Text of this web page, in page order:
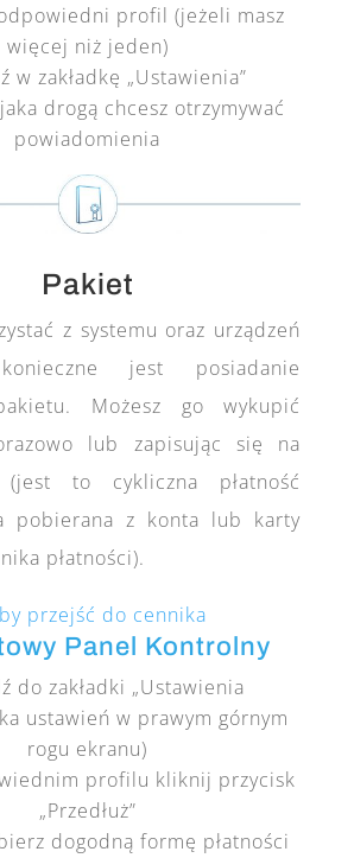
profil (jeżeli masz
więcej niż jeden)
w zakładkę „Ustawienia”
drogą chcesz otrzymywać
powiadomienia
Pakiet
z systemu oraz urządzeń
jest posiadanie
Możesz go wykupić
lub zapisując się na
(jest to cykliczna płatność
pobierana z konta lub karty
płatności).
przejść do cennika
Panel Kontrolny
do zakładki „Ustawienia
ustawień w prawym górnym
rogu ekranu)
profilu kliknij przycisk
„Przedłuż”
dogodną formę płatności